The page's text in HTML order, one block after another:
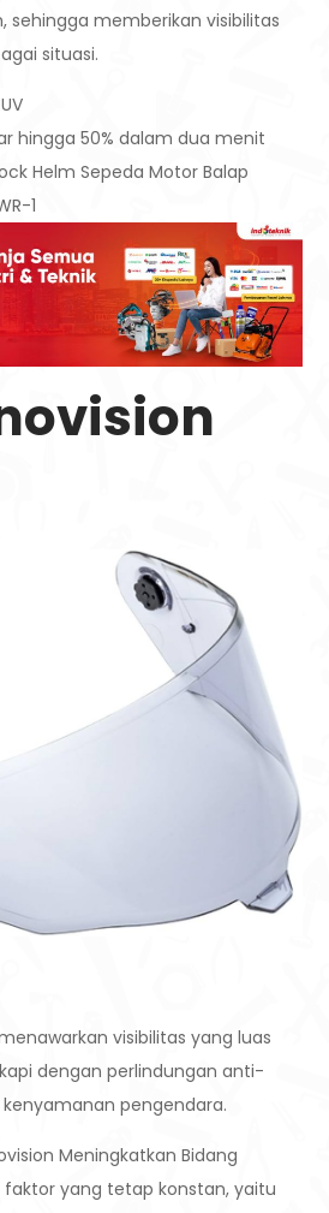
sehingga memberikan visibilitas
situasi.
hingga 50% dalam dua menit
Helm Sepeda Motor Balap
1
visibilitas yang luas
dengan perlindungan anti-
pengendara.
Meningkatkan Bidang
faktor yang tetap konstan, yaitu